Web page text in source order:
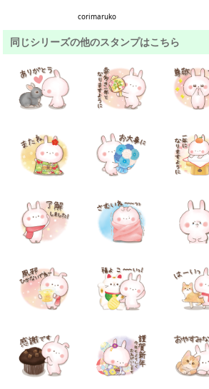
corimaruko
同じシリーズの他のスタンプはこちら